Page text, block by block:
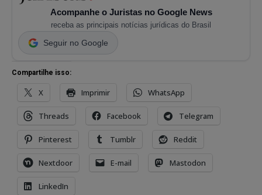
Acompanhe o Juristas no Google News
receba as principais notícias jurídicas do Brasil
Seguir no Google
Compartilhe isso:
X Imprimir WhatsApp
Threads Facebook Telegram
Pinterest Tumblr Reddit
Nextdoor E-mail Mastodon
LinkedIn